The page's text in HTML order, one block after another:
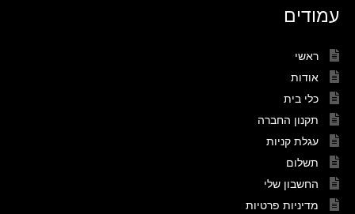
עמודים
ראשי
אודות
כלי בית
תקנון החברה
עגלת קניות
תשלום
החשבון שלי
מדיניות פרטיות